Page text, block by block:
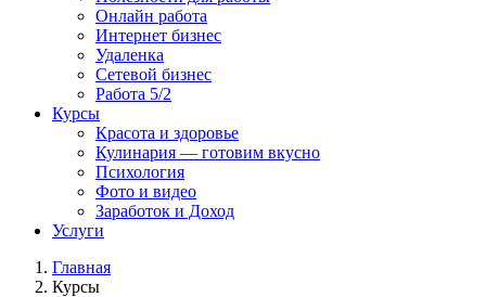
Онлайн работа
Интернет бизнес
Удаленка
Сетевой бизнес
Работа 5/2
Курсы
Красота и здоровье
Кулинария — готовим вкусно
Психология
Фото и видео
Заработок и Доход
Услуги
Главная
Курсы